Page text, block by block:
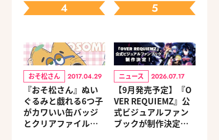
4
おそ松さん 2017.04.29
『おそ松さん』ぬい
ぐるみと戯れる6つ子
がカワいい缶バッジ
とクリアファイルが
5
ニュース 2026.07.17
【9月発売予定】『O
VER REQUIEMZ』公
式ビジュアルファン
ブックが制作決定！